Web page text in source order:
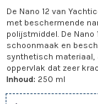
De Nano 12 van
met beschermende
polijstmiddel. De Nano
schoonmaak en
synthetisch materiaal,
oppervlak dat zeer
Inhoud: 250 ml